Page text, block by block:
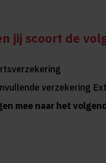
jij scoort de
verzekering
mee naar het